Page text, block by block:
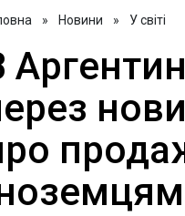
» Новини » У світі